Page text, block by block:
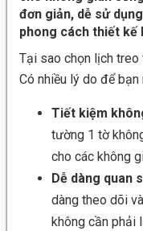
đơn giản, dễ sử
phong cách thiết kế
Tại sao chọn lịch
Có nhiều lý do để bạn
Tiết kiệm
tường 1 tờ
cho các không
Dễ dàng quan
dàng theo dõi
không cần phải